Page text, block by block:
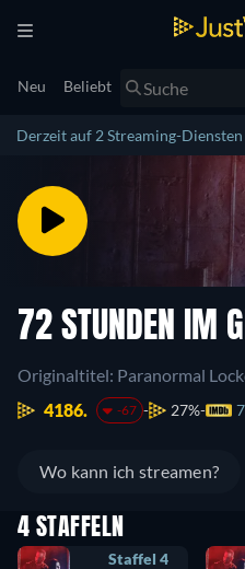
Neu Beliebt
Derzeit auf 2 Streaming-
72 STUNDEN IM
Originaltitel: Paranormal
4186.
-67 27%
Wo kann ich streamen?
4 STAFFELN
Staffel 4